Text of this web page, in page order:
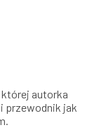
autorka
przewodnik jak